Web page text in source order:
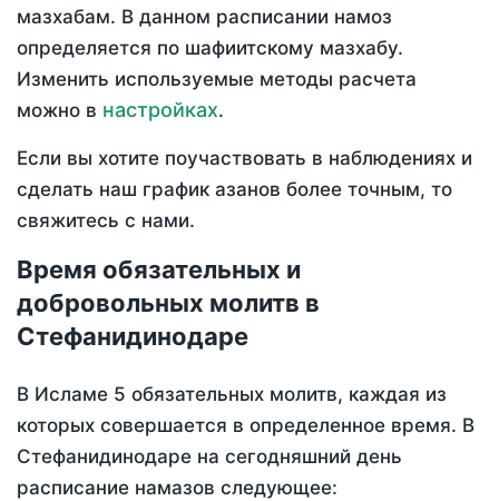
мазхабам. В данном расписании намоз
определяется по шафиитскому мазхабу.
Изменить используемые методы расчета
можно в настройках.
Если вы хотите поучаствовать в наблюдениях и
сделать наш график азанов более точным, то
свяжитесь с нами.
Время обязательных и
добровольных молитв в
Стефанидинодаре
В Исламе 5 обязательных молитв, каждая из
которых совершается в определенное время. В
Стефанидинодаре на сегодняшний день
расписание намазов следующее: